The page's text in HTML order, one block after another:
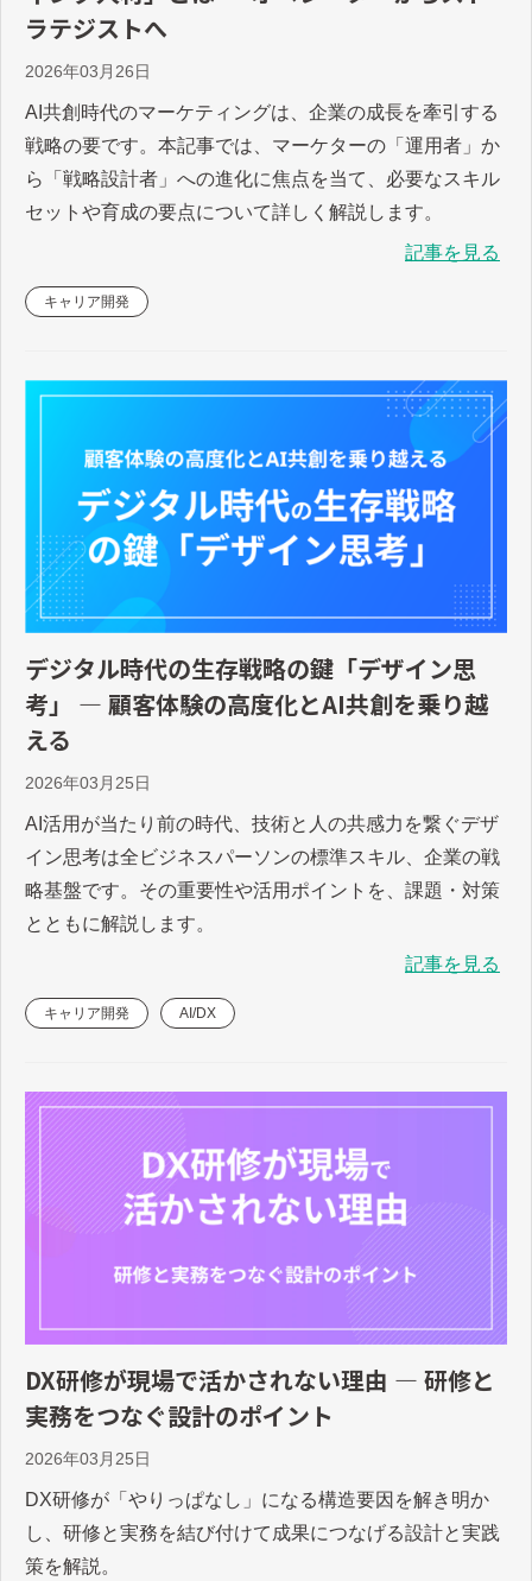
ラテジストへ
2026年03月26日
AI共創時代のマーケティングは、企業の成長を牽引する
戦略の要です。本記事では、マーケターの「運用者」か
ら「戦略設計者」への進化に焦点を当て、必要なスキル
セットや育成の要点について詳しく解説します。
記事を見る
キャリア開発
デジタル時代の生存戦略の鍵「デザイン思
考」 ― 顧客体験の高度化とAI共創を乗り越
える
2026年03月25日
AI活用が当たり前の時代、技術と人の共感力を繋ぐデザ
イン思考は全ビジネスパーソンの標準スキル、企業の戦
略基盤です。その重要性や活用ポイントを、課題・対策
とともに解説します。
記事を見る
キャリア開発 AI/DX
DX研修が現場で活かされない理由 ― 研修と
実務をつなぐ設計のポイント
2026年03月25日
DX研修が「やりっぱなし」になる構造要因を解き明か
し、研修と実務を結び付けて成果につなげる設計と実践
策を解説。